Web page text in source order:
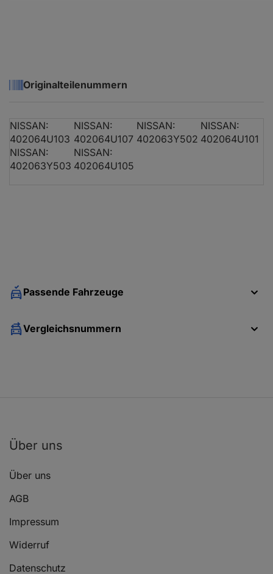
Originalteilenummern
NISSAN:
402064U103
NISSAN:
402064U107
NISSAN:
402063Y502
NISSAN:
402064U101
NISSAN:
402063Y503
NISSAN:
402064U105
Passende Fahrzeuge
Vergleichsnummern
Über uns
Über uns
AGB
Impressum
Widerruf
Datenschutz